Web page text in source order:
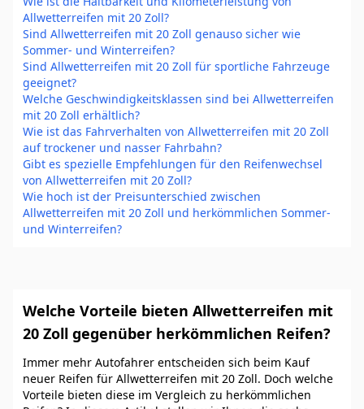
Allwetterreifen mit 20 Zoll?
Sind Allwetterreifen mit 20 Zoll genauso sicher wie
Sommer- und Winterreifen?
Sind Allwetterreifen mit 20 Zoll für sportliche Fahrzeuge
geeignet?
Welche Geschwindigkeitsklassen sind bei Allwetterreifen
mit 20 Zoll erhältlich?
Wie ist das Fahrverhalten von Allwetterreifen mit 20 Zoll
auf trockener und nasser Fahrbahn?
Gibt es spezielle Empfehlungen für den Reifenwechsel
von Allwetterreifen mit 20 Zoll?
Wie hoch ist der Preisunterschied zwischen
Allwetterreifen mit 20 Zoll und herkömmlichen Sommer-
und Winterreifen?
Welche Vorteile bieten Allwetterreifen mit
20 Zoll gegenüber herkömmlichen Reifen?
Immer mehr Autofahrer entscheiden sich beim Kauf
neuer Reifen für Allwetterreifen mit 20 Zoll. Doch welche
Vorteile bieten diese im Vergleich zu herkömmlichen